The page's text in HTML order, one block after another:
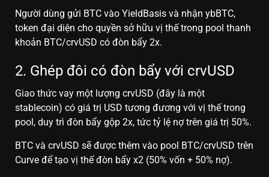
Người dùng gửi BTC vào YieldBasis và nhận ybBTC,
token đại diện cho quyền sở hữu vị thế trong pool thanh
khoản BTC/crvUSD có đòn bẩy 2x.
2. Ghép đôi có đòn bẩy với crvUSD
Giao thức vay một lượng crvUSD (đây là một
stablecoin) có giá trị USD tương đương với vị thế trong
pool, duy trì đòn bẩy gộp 2x, tức tỷ lệ nợ trên giá trị 50%.
BTC và crvUSD sẽ được thêm vào pool BTC/crvUSD trên
Curve để tạo vị thế đòn bẩy x2 (50% vốn + 50% nợ).